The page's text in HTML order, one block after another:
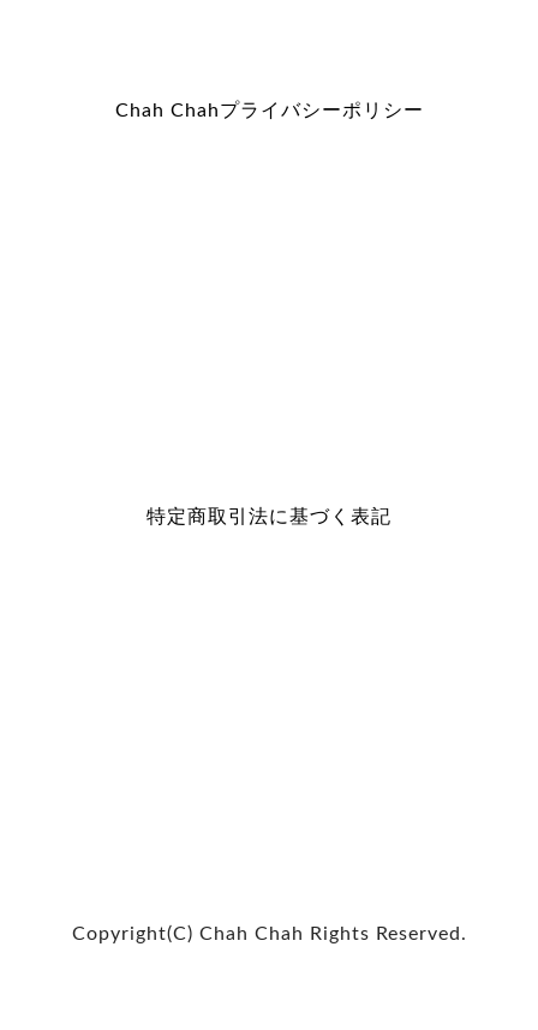
Chah Chahプライバシーポリシー
特定商取引法に基づく表記
Copyright(C) Chah Chah Rights Reserved.